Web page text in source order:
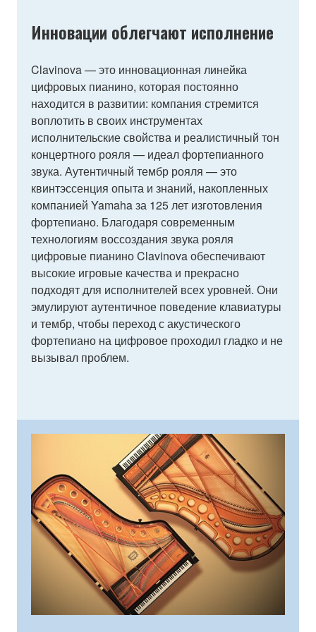
Инновации облегчают исполнение
Clavinova — это инновационная линейка
цифровых пианино, которая постоянно
находится в развитии: компания стремится
воплотить в своих инструментах
исполнительские свойства и реалистичный тон
концертного рояля — идеал фортепианного
звука. Аутентичный тембр рояля — это
квинтэссенция опыта и знаний, накопленных
компанией Yamaha за 125 лет изготовления
фортепиано. Благодаря современным
технологиям воссоздания звука рояля
цифровые пианино Clavinova обеспечивают
высокие игровые качества и прекрасно
подходят для исполнителей всех уровней. Они
эмулируют аутентичное поведение клавиатуры
и тембр, чтобы переход с акустического
фортепиано на цифровое проходил гладко и не
вызывал проблем.